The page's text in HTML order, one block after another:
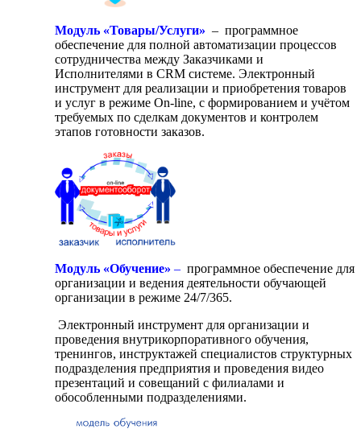
Модуль «Товары/Услуги» – программное
обеспечение для полной автоматизации процессов
сотрудничества между Заказчиками и
Исполнителями в CRM системе. Электронный
инструмент для реализации и приобретения товаров
и услуг в режиме On-line, с формированием и учётом
требуемых по сделкам документов и контролем
этапов готовности заказов.
Модуль «Обучение» – программное обеспечение для
организации и ведения деятельности обучающей
организации в режиме 24/7/365.
Электронный инструмент для организации и
проведения внутрикорпоративного обучения,
тренингов, инструктажей специалистов структурных
подразделения предприятия и проведения видео
презентаций и совещаний с филиалами и
обособленными подразделениями.